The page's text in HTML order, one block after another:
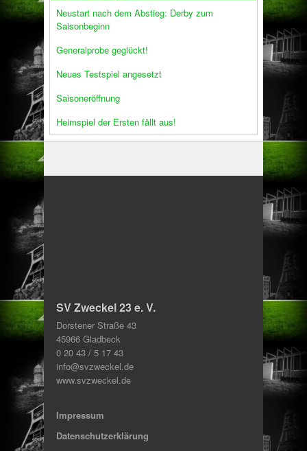
Neustart nach dem Abstieg: Derby zum
Saisonbeginn
Generalprobe geglückt!
Neues Testspiel angesetzt
Saisoneröffnung
Heimspiel der Ersten fällt aus!
SV Zweckel 23 e. V.
Dorstener Straße 43
45966 Gladbeck
0 20 43 / 5 17 43
info@svzweckel.de
www.svzweckel.de
Impressum
Datenschutzerklärung